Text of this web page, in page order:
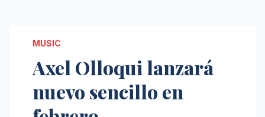
MUSIC
Axel Olloqui lanzará
nuevo sencillo en